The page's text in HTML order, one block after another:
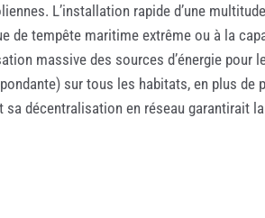
L’installation rapide d’une
de tempête maritime extrême ou à la
massive des sources d’énergie pour
sur tous les habitats, en plus
décentralisation en réseau garantirait